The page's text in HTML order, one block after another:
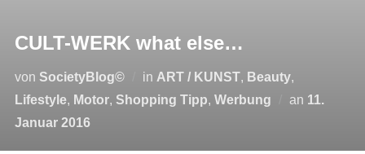
CULT-WERK what else…
von SocietyBlog© in ART / KUNST, Beauty,
Lifestyle, Motor, Shopping Tipp, Werbung an 11.
Januar 2016